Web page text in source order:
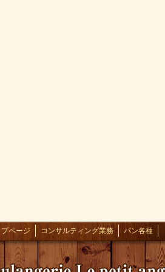
ページ コンサルティング業務 パン各種